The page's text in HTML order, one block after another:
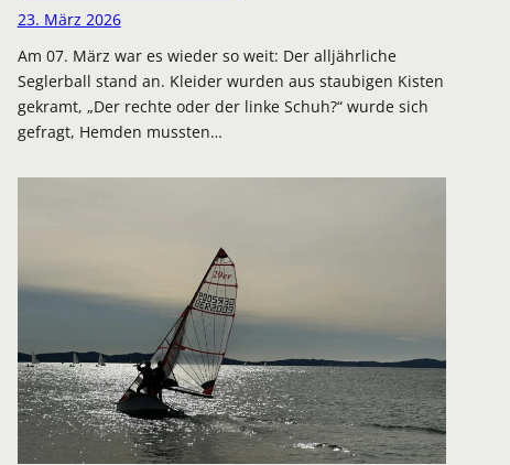
23. März 2026
Am 07. März war es wieder so weit: Der alljährliche
Seglerball stand an. Kleider wurden aus staubigen Kisten
gekramt, „Der rechte oder der linke Schuh?“ wurde sich
gefragt, Hemden mussten…